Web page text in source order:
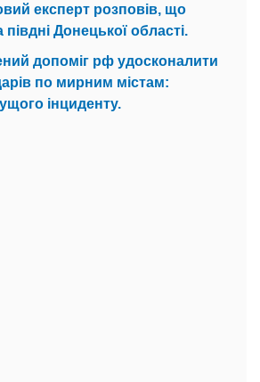
експерт розповів, що
півдні Донецької області.
допоміг рф удосконалити
по мирним містам:
інциденту.